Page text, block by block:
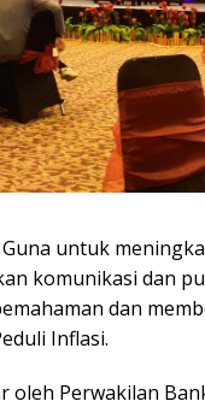
Guna untuk
komunikasi dan
dan
Inflasi.
Perwakilan